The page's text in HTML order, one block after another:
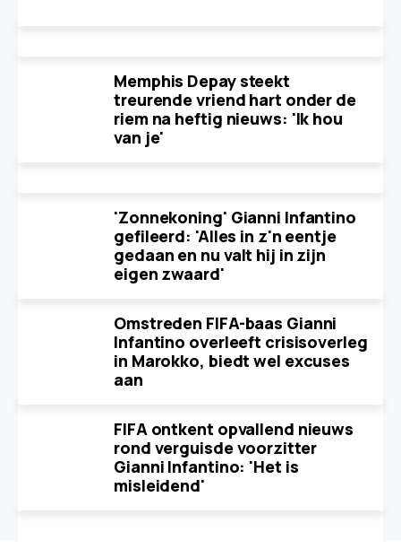
Memphis Depay steekt
treurende vriend hart onder de
riem na heftig nieuws: 'Ik hou
van je'
'Zonnekoning' Gianni Infantino
gefileerd: 'Alles in z'n eentje
gedaan en nu valt hij in zijn
eigen zwaard'
Omstreden FIFA-baas Gianni
Infantino overleeft crisisoverleg
in Marokko, biedt wel excuses
aan
FIFA ontkent opvallend nieuws
rond verguisde voorzitter
Gianni Infantino: 'Het is
misleidend'